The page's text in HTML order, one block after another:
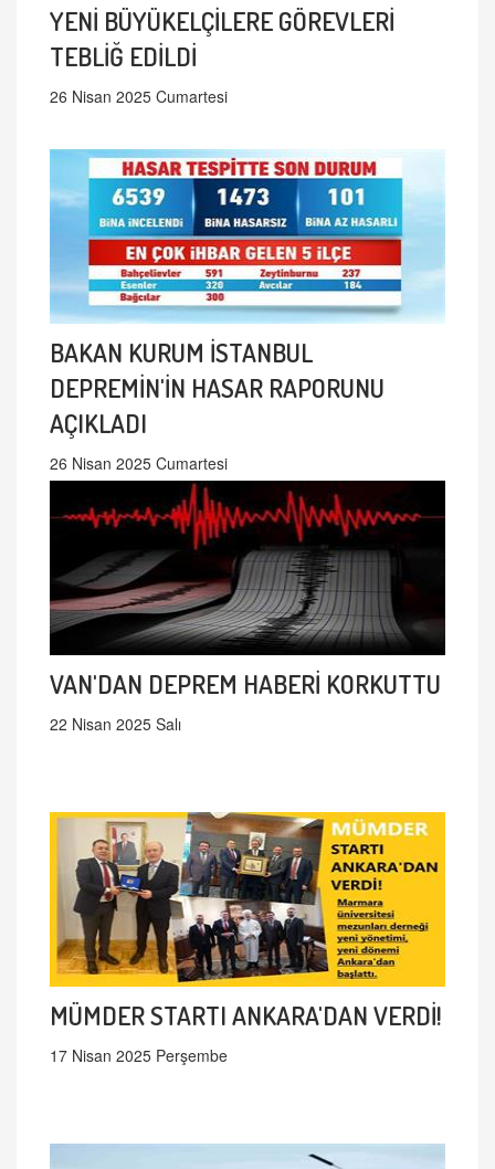
YENİ BÜYÜKELÇİLERE GÖREVLERİ
TEBLİĞ EDİLDİ
26 Nisan 2025 Cumartesi
BAKAN KURUM İSTANBUL
DEPREMİN'İN HASAR RAPORUNU
AÇIKLADI
26 Nisan 2025 Cumartesi
VAN'DAN DEPREM HABERİ KORKUTTU
22 Nisan 2025 Salı
MÜMDER STARTI ANKARA'DAN VERDİ!
17 Nisan 2025 Perşembe